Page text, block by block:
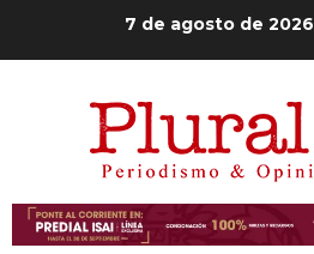
7 de agosto de 2026